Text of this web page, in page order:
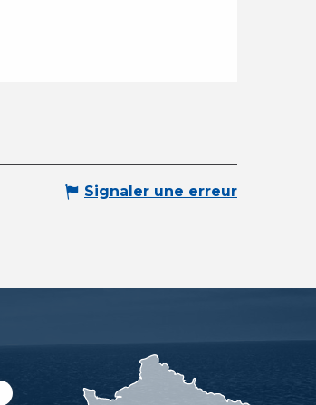
Signaler une erreur